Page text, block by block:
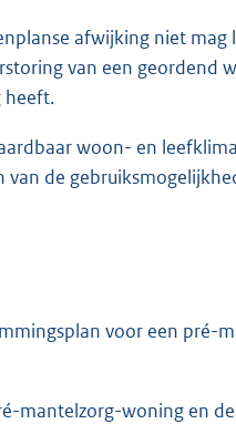
afwijking niet mag
van een geordend
heeft.
woon- en
de
voor een pré-
mantelzorg-woning en